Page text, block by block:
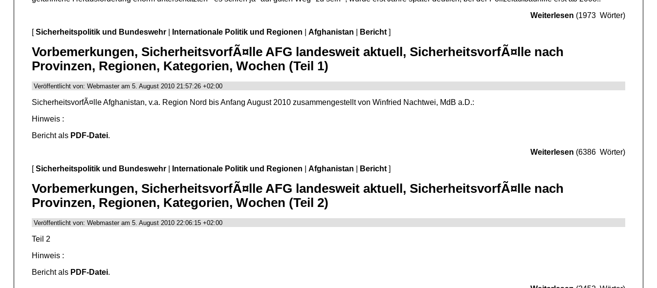
Weiterlesen (1973 Wörter)
[Sicherheitspolitik und Bundeswehr Internationale Politik und Regionen Afghanistan Bericht ]
Vorbemerkungen, SicherheitsvorfÃ¤lle AFG landesweit aktuell, SicherheitsvorfÃ¤lle nach
Provinzen, Regionen, Kategorien, Wochen (Teil 1)
Veröffentlicht von: Webmaster am 5. August 2010 21:57:26 +02:00
SicherheitsvorfÃ¤lle Afghanistan, v.a. Region Nord bis Anfang August 2010 zusammengestellt von Winfried Nachtwei, MdB a.D.:
Hinweis :
Bericht als PDF-Datei.
Weiterlesen (6386 Wörter)
[Sicherheitspolitik und Bundeswehr Internationale Politik und Regionen Afghanistan Bericht ]
Vorbemerkungen, SicherheitsvorfÃ¤lle AFG landesweit aktuell, SicherheitsvorfÃ¤lle nach
Provinzen, Regionen, Kategorien, Wochen (Teil 2)
Veröffentlicht von: Webmaster am 5. August 2010 22:06:15 +02:00
Teil 2
Hinweis :
Bericht als PDF-Datei.